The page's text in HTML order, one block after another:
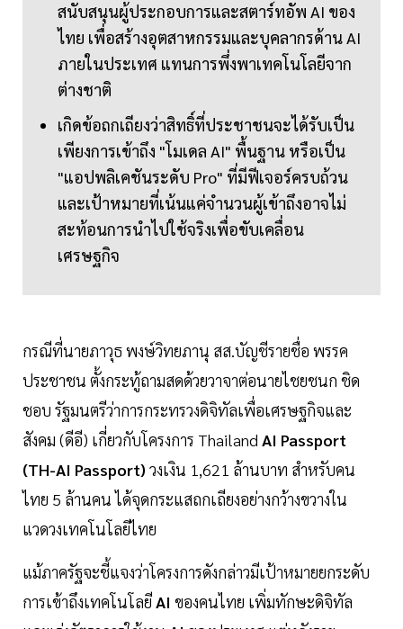
สนับสนุนผู้ประกอบการและสตาร์ทอัพ AI ของ
ไทย เพื่อสร้างอุตสาหกรรมและบุคลากรด้าน AI
ภายในประเทศ แทนการพึ่งพาเทคโนโลยีจาก
ต่างชาติ
เกิดข้อถกเถียงว่าสิทธิ์ที่ประชาชนจะได้รับเป็น
เพียงการเข้าถึง "โมเดล AI" พื้นฐาน หรือเป็น
"แอปพลิเคชันระดับ Pro" ที่มีฟีเจอร์ครบถ้วน
และเป้าหมายที่เน้นแค่จำนวนผู้เข้าถึงอาจไม่
สะท้อนการนำไปใช้จริงเพื่อขับเคลื่อน
เศรษฐกิจ
กรณีที่นายภาวุธ พงษ์วิทยภานุ สส.บัญชีรายชื่อ พรรค
ประชาชน ตั้งกระทู้ถามสดด้วยวาจาต่อนายไชยชนก ชิด
ชอบ รัฐมนตรีว่าการกระทรวงดิจิทัลเพื่อเศรษฐกิจและ
สังคม (ดีอี) เกี่ยวกับโครงการ Thailand AI Passport
(TH-AI Passport) วงเงิน 1,621 ล้านบาท สำหรับคน
ไทย 5 ล้านคน ได้จุดกระแสถกเถียงอย่างกว้างขวางใน
แวดวงเทคโนโลยีไทย
แม้ภาครัฐจะชี้แจงว่าโครงการดังกล่าวมีเป้าหมายยกระดับ
การเข้าถึงเทคโนโลยีAI ของคนไทย เพิ่มทักษะดิจิทัล